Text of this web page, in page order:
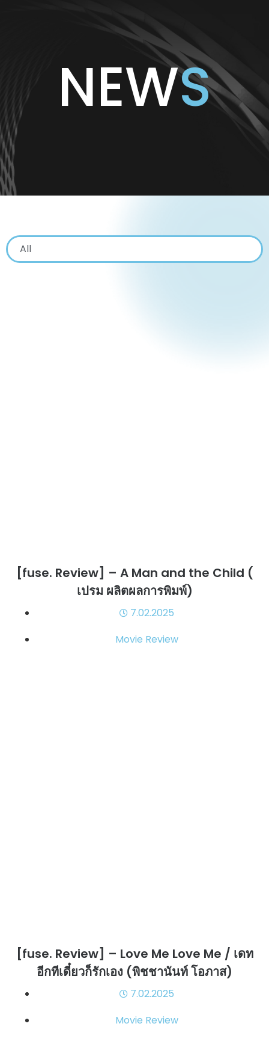
NEWS
All
[fuse. Review] – A Man and the Child (
เปรม ผลิตผลการพิมพ์)
7.02.2025
Movie Review
[fuse. Review] – Love Me Love Me / เดท
อีกทีเดี๋ยวก็รักเอง (พิชชานันท์ โอภาส)
7.02.2025
Movie Review